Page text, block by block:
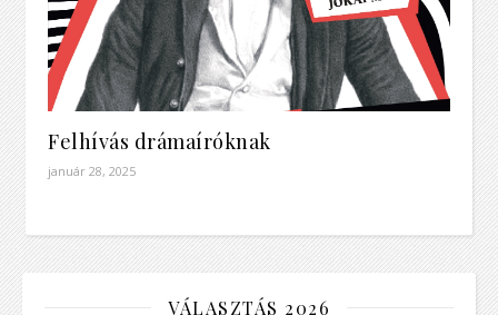
Felhívás drámaíróknak
január 28, 2025
VÁLASZTÁS 2026